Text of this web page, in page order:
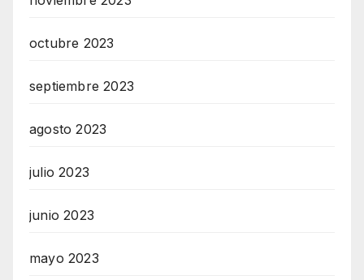
octubre 2023
septiembre 2023
agosto 2023
julio 2023
junio 2023
mayo 2023